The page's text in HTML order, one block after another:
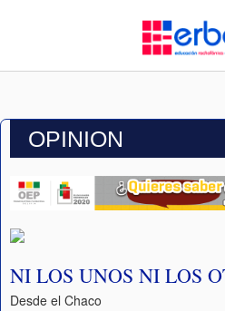
OPINION
NI LOS UNOS NI LOS
Desde el Chaco